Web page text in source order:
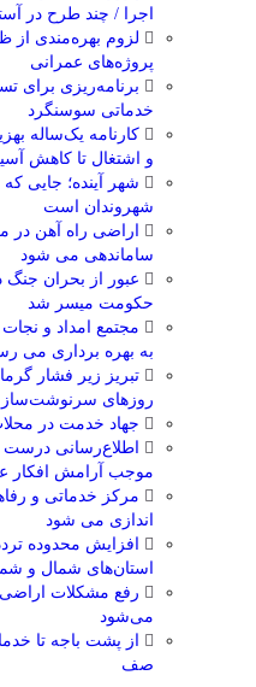
اجرا / چند طرح در
لزوم بهره‌مندی از
پروژه‌های عمرانی
برنامه‌ریزی برای
خدماتی سوسنگرد
کارنامه یک‌ساله
و اشتغال تا کاهش
شهر آینده؛ جایی
شهروندان است
اراضی راه آهن در
ساماندهی می شود
عبور از بحران جنگ
حکومت میسر شد
مجتمع امداد و نجات
به بهره ‌برداری می‌
تبریز زیر فشار
روزهای سرنوشت‌ساز
جهاد خدمت در
اطلاع‌رسانی درست
موجب آرامش افکار
مرکز خدماتی و
اندازی می شود
افزایش محدوده
استان‌های شمال و
می‌شود
از پشت باجه تا
صف